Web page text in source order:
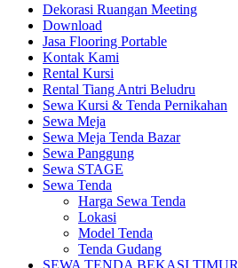
Dekorasi Ruangan Meeting
Download
Jasa Flooring Portable
Kontak Kami
Rental Kursi
Rental Tiang Antri Beludru
Sewa Kursi & Tenda Pernikahan
Sewa Meja
Sewa Meja Tenda Bazar
Sewa Panggung
Sewa STAGE
Sewa Tenda
Harga Sewa Tenda
Lokasi
Model Tenda
Tenda Gudang
SEWA TENDA BEKASI TIMUR